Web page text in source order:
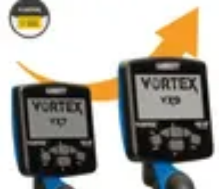
Connexion Rapide
Astuces et Conseils
ConnexionTechnologie